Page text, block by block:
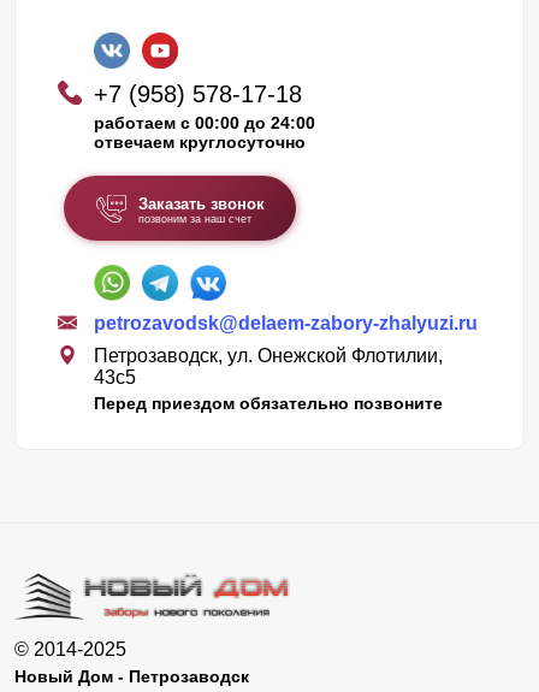
+7 (958) 578-17-18
работаем с 00:00 до 24:00
отвечаем круглосуточно
Заказать звонок
позвоним за наш счет
petrozavodsk@delaem-zabory-zhalyuzi.ru
Петрозаводск, ул. Онежской Флотилии,
43c5
Перед приездом обязательно позвоните
© 2014-2025
Новый Дом - Петрозаводск